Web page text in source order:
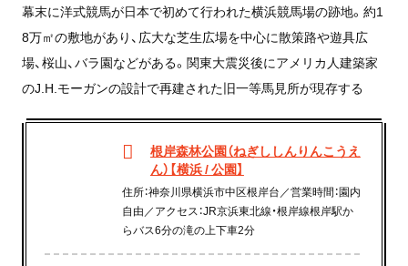
幕末に洋式競馬が日本で初めて行われた横浜競馬場の跡地。約1
8万㎡の敷地があり、広大な芝生広場を中心に散策路や遊具広
場、桜山、バラ園などがある。関東大震災後にアメリカ人建築家
のJ.H.モーガンの設計で再建された旧一等馬見所が現存する
根岸森林公園（ねぎししんりんこうえ
ん）【横浜 / 公園】
住所：神奈川県横浜市中区根岸台／営業時間：園内
自由／アクセス：JR京浜東北線・根岸線根岸駅か
らバス6分の滝の上下車2分